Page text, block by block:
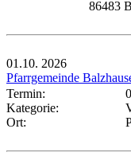
86483
01.10. 2026
Pfarrgemeinde
Termin:
Kategorie:
Ort: